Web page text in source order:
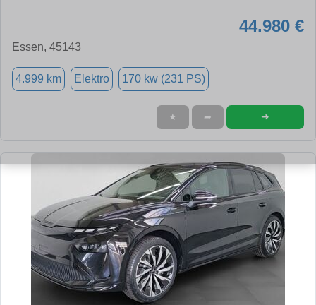
44.980 €
Essen, 45143
4.999 km Elektro 170 kw (231 PS)
★ ➦ ➜